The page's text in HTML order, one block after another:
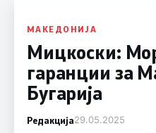
МАКЕДОНИЈА
Мицкоски:
гаранции за
Бугарија
Редакција29.05.2025